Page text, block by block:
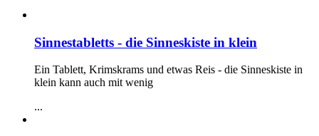
Sinnestabletts - die Sinneskiste in klein
Ein Tablett, Krimskrams und etwas Reis - die Sinneskiste in
klein kann auch mit wenig
...